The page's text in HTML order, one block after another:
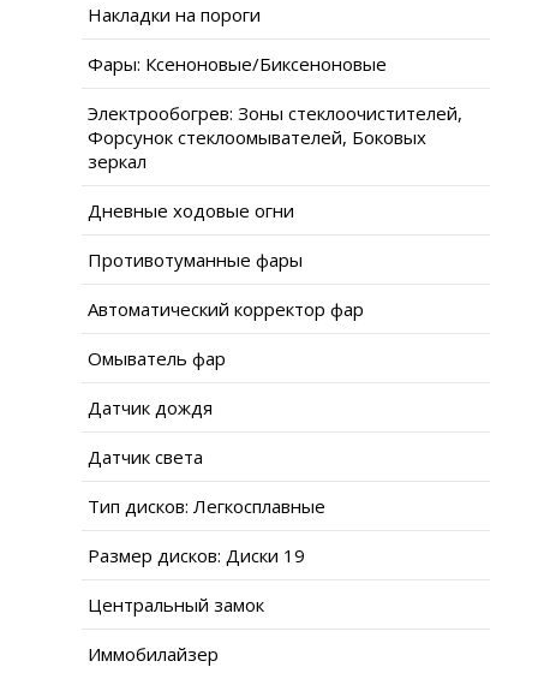
Накладки на пороги
Фары: Ксеноновые/Биксеноновые
Электрообогрев: Зоны стеклоочистителей,
Форсунок стеклоомывателей, Боковых
зеркал
Дневные ходовые огни
Противотуманные фары
Автоматический корректор фар
Омыватель фар
Датчик дождя
Датчик света
Тип дисков: Легкосплавные
Размер дисков: Диски 19
Центральный замок
Иммобилайзер